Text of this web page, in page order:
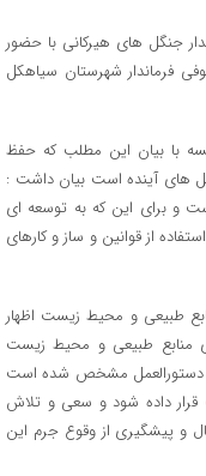
جنگل های هیرکانی با حضور
فرماندار شهرستان سیاهکل
با بیان این مطلب که حفظ
های آینده است بیان داشت :
و برای این که به توسعه ای
از قوانین و ساز و کارهای
طبیعی و محیط زیست اظهار
منابع طبیعی و محیط زیست
در دستورالعمل مشخص شده است
داده شود و سعی و تلاش
و پیشگیری از وقوع جرم این